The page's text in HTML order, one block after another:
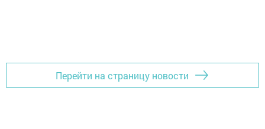
Перейти на страницу новости